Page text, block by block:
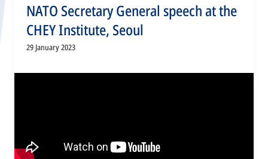
NATO Secretary General speech at the
CHEY Institute, Seoul
29 January 2023